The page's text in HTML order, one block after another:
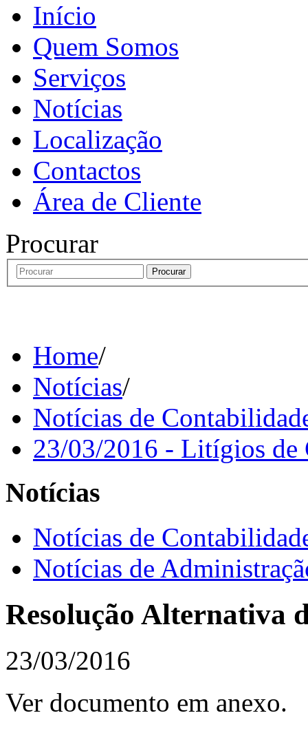
Início
Quem Somos
Serviços
Notícias
Localização
Contactos
Área de Cliente
Procurar
Procurar
Home/
Notícias/
Notícias de
23/03/2016 - Litígios de
Notícias
Notícias de
Notícias de
Resolução Alternativa
23/03/2016
Ver documento em anexo.